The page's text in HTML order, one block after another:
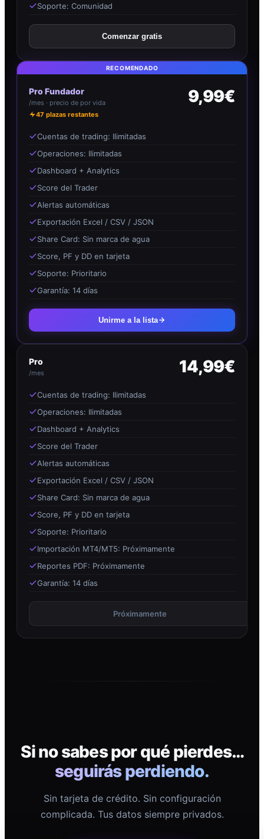
Soporte: Comunidad
Comenzar gratis
RECOMENDADO
Pro Fundador
/mes · precio de por vida
47 plazas restantes
9,99€
Cuentas de trading: Ilimitadas
Operaciones: Ilimitadas
Dashboard + Analytics
Score del Trader
Alertas automáticas
Exportación Excel / CSV / JSON
Share Card: Sin marca de agua
Score, PF y DD en tarjeta
Soporte: Prioritario
Garantía: 14 días
Unirme a la lista
Pro
/mes 14,99€
Cuentas de trading: Ilimitadas
Operaciones: Ilimitadas
Dashboard + Analytics
Score del Trader
Alertas automáticas
Exportación Excel / CSV / JSON
Share Card: Sin marca de agua
Score, PF y DD en tarjeta
Soporte: Prioritario
Importación MT4/MT5: Próximamente
Reportes PDF: Próximamente
Garantía: 14 días
Próximamente
Si no sabes por qué pierdes…
seguirás perdiendo.
Sin tarjeta de crédito. Sin configuración
complicada. Tus datos siempre privados.